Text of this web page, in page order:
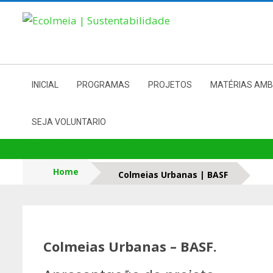
INICIAL PROGRAMAS PROJETOS MATÉRIAS
SEJA VOLUNTARIO
Home Colmeias Urbanas | BASF
Colmeias Urbanas – BASF.